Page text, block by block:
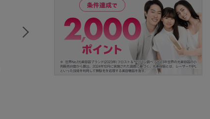
ブルーロック 生
ブルーロック 8